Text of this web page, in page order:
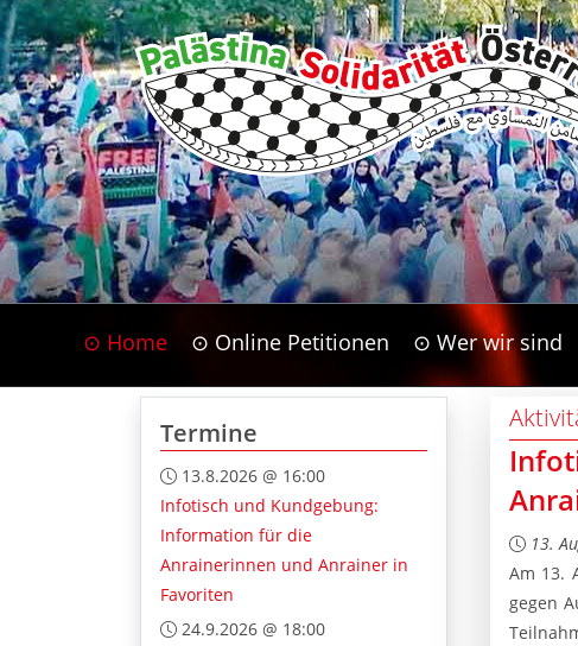
⊙ Home ⊙ Online Petitionen ⊙ Wer wir sind
Termine
13.8.2026 @ 16:00
Infotisch und Kundgebung:
Information für die
Anrainerinnen und Anrainer in
Favoriten
24.9.2026 @ 18:00
13.
Am 13.
gegen